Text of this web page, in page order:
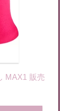
MAX1 販売